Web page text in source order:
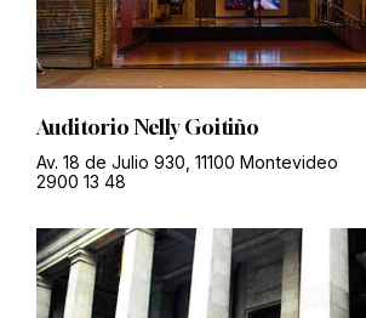
Auditorio Nelly Goitiño
Av. 18 de Julio 930, 11100 Montevideo
2900 13 48